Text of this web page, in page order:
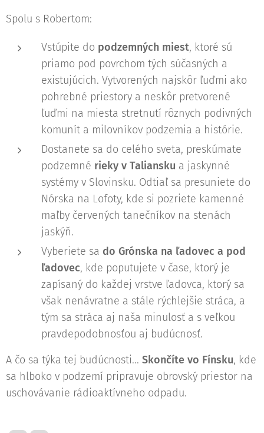
Spolu s Robertom:
Vstúpite do podzemných miest, ktoré sú
priamo pod povrchom tých súčasných a
existujúcich. Vytvorených najskôr ľuďmi ako
pohrebné priestory a neskôr pretvorené
ľuďmi na miesta stretnutí rôznych podivných
komunít a milovníkov podzemia a histórie.
Dostanete sa do celého sveta, preskúmate
podzemné rieky v Taliansku a jaskynné
systémy v Slovinsku. Odtiaľ sa presuniete do
Nórska na Lofoty, kde si pozriete kamenné
maľby červených tanečníkov na stenách
jaskýň.
Vyberiete sa do Grónska na ľadovec a pod
ľadovec, kde poputujete v čase, ktorý je
zapísaný do každej vrstve ľadovca, ktorý sa
však nenávratne a stále rýchlejšie stráca, a
tým sa stráca aj naša minulosť a s veľkou
pravdepodobnosťou aj budúcnosť.
A čo sa týka tej budúcnosti... Skončíte vo Fínsku, kde
sa hlboko v podzemí pripravuje obrovský priestor na
uschovávanie rádioaktívneho odpadu.